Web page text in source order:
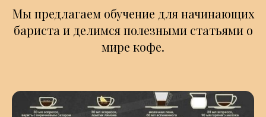
Мы предлагаем обучение для начинающих
бариста и делимся полезными статьями о
мире кофе.